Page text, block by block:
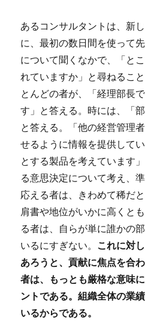
あるコンサルタントは、新
に、最初の数日間を使って
について聞くなかで、「と
れていますか」と尋ねるこ
とんどの者が、「経理部長
す」と答える。時には、「
と答える。「他の経営管理
せるように情報を提供して
とする製品を考えています
る意思決定について考え、
応える者は、きわめて稀だと
肩書や地位がいかに高くと
る者は、自らが単に誰かの
いるにすぎない。 これに対
あろうと、貢献に焦点を合
者は、もっとも厳格な意味
ントである。組織全体の業
いるからである。